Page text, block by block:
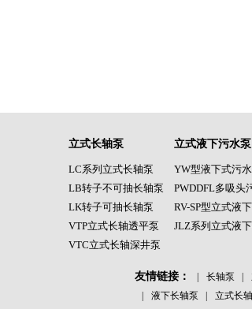
立式长轴泵
LC系列立式长轴泵
LB转子不可抽长轴泵
LK转子可抽长轴泵
VTP立式长轴透平泵
VTC立式长轴深井泵
立式液下污水泵
YW型液下式污
PWDDFL多吸头
友情链接： | 长轴泵 |
|
液下长轴泵 | 立式长